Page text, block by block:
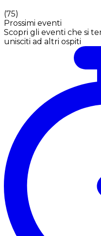
(75)
Prossimi eventi
Scopri gli eventi che si
unisciti ad altri ospiti